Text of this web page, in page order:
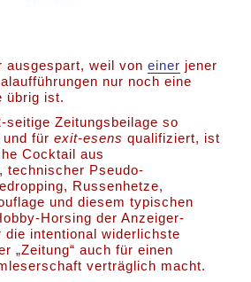
ausgespart, weil voneiner jener
nur noch eine
übrig ist.
seitige Zeitungsbeilage so
und fürexit-esens qualifiziert, ist
Cocktail aus
technischer Pseudo-
Russenhetze,
und diesem typischen
Horsing der Anzeiger-
die intentional widerlichste
„Zeitung“ auch für einen
verträglich macht.